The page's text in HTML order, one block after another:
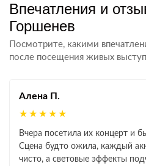
Впечатления и
Горшенев
Посмотрите, какими
после посещения живых
Алена П.
★★★★★
Вчера посетила их концерт и
Сцена будто ожила, каждый
чисто, а световые эффекты